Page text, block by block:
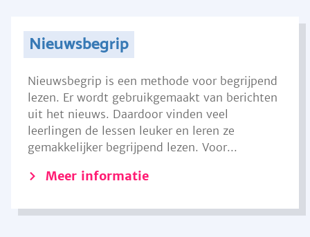
Nieuwsbegrip
Nieuwsbegrip is een methode voor begrijpend
lezen. Er wordt gebruikgemaakt van berichten
uit het nieuws. Daardoor vinden veel
leerlingen de lessen leuker en leren ze
gemakkelijker begrijpend lezen. Voor...
Meer informatie